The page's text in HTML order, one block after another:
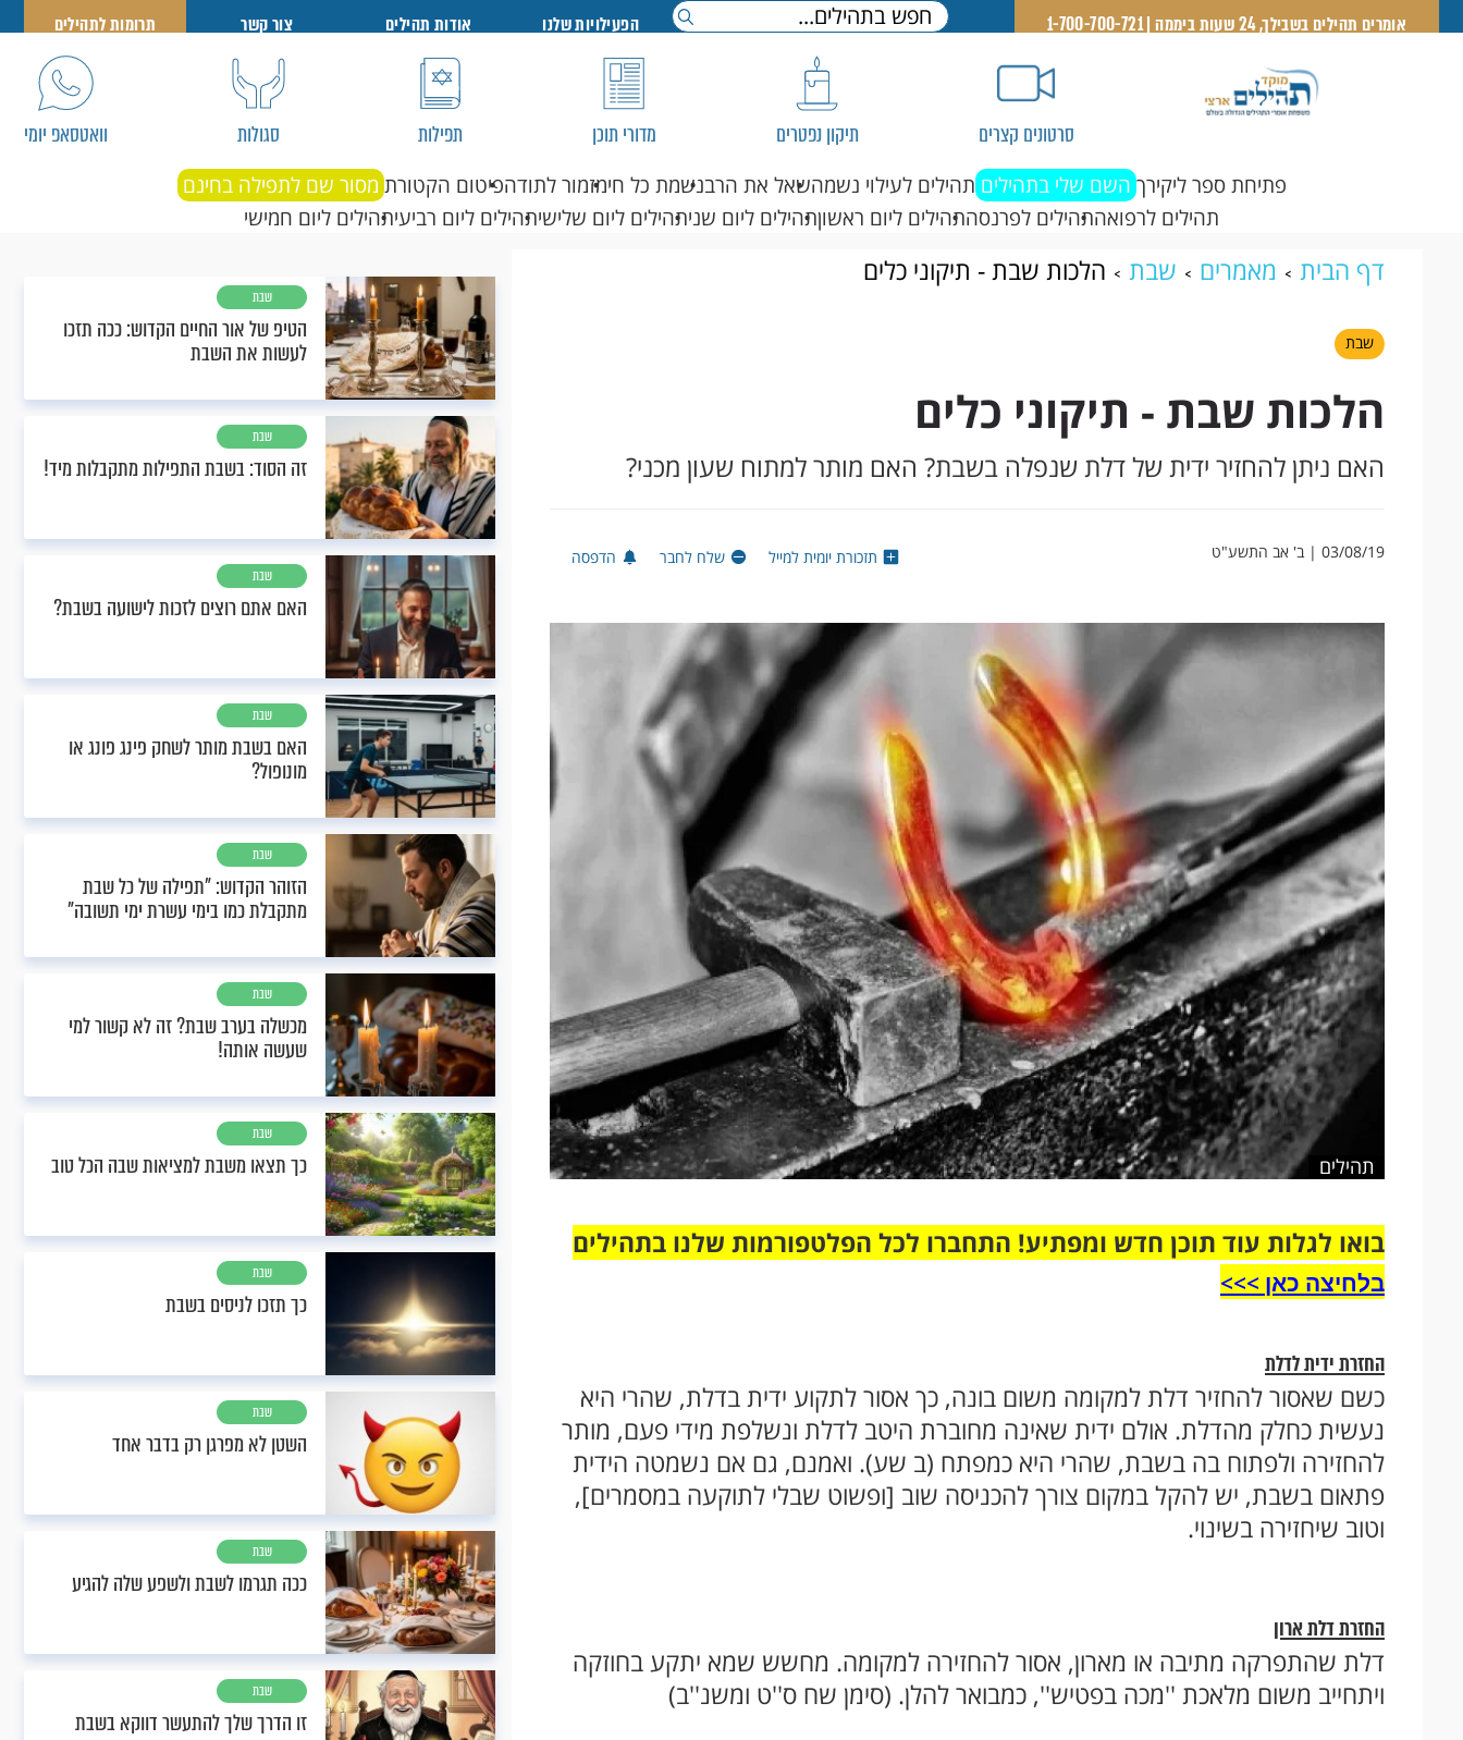
אומרים תהילים בשבילך, 24 שעות ביממה | 1-700-700-721 הפעילויות שלנו אודות תהילים צור קשר תרומות לתהילים
סרטונים קצרים תיקון נפטרים מדורי תוכן תפילות סגולות וואטסאפ יומי
פתיחת ספר ליקירך השם שלי בתהילים תהילים לעילוי נשמהשאל את הרבנשמת כל חימזמור לתודהפיטום הקטורת מסור שם לתפילה בחינם
תהילים לרפואהתהילים לפרנסהתהילים ליום ראשוןתהילים ליום שניתהילים ליום שלישיתהילים ליום רביעיתהילים ליום חמישי
דף הבית מאמרים שבת הלכות שבת - תיקוני כלים
שבת
הלכות שבת - תיקוני כלים
האם ניתן להחזיר ידית של דלת שנפלה בשבת? האם מותר למתוח שעון מכני?
03/08/19 | ב' אב התשע"ט תזכורת יומית למייל שלח לחבר הדפסה
תהילים
בואו לגלות עוד תוכן חדש ומפתיע! התחברו לכל הפלטפורמות שלנו בתהילים
בלחיצה כאן >>>​
החזרת ידית לדלת
כשם שאסור להחזיר דלת למקומה משום בונה, כך אסור לתקוע ידית בדלת, שהרי היא
נעשית כחלק מהדלת. אולם ידית שאינה מחוברת היטב לדלת ונשלפת מידי פעם, מותר
להחזירה ולפתוח בה בשבת, שהרי היא כמפתח (ב שע). ואמנם, גם אם נשמטה הידית
פתאום בשבת, יש להקל במקום צורך להכניסה שוב [ופשוט שבלי לתוקעה במסמרים],
וטוב שיחזירה בשינוי.
החזרת דלת ארון
דלת שהתפרקה מתיבה או מארון, אסור להחזירה למקומה. מחשש שמא יתקע בחוזקה
ויתחייב משום מלאכת ''מכה בפטיש'', כמבואר להלן. (סימן שח ס''ט ומשנ''ב)
שבת
הטיפ של אור החיים הקדוש: ככה תזכו
לעשות את השבת
שבת
זה הסוד: בשבת התפילות מתקבלות מיד!
שבת
האם אתם רוצים לזכות לישועה בשבת?
שבת
האם בשבת מותר לשחק פינג פונג או
מונופול?
שבת
הזוהר הקדוש: "תפילה של כל שבת
מתקבלת כמו בימי עשרת ימי תשובה"
שבת
מכשלה בערב שבת? זה לא קשור למי
שעשה אותה!
שבת
כך תצאו משבת למציאות שבה הכל טוב
שבת
כך תזכו לניסים בשבת
שבת
השטן לא מפרגן רק בדבר אחד
שבת
ככה תגרמו לשבת ולשפע שלה להגיע
שבת
זו הדרך שלך להתעשר דווקא בשבת